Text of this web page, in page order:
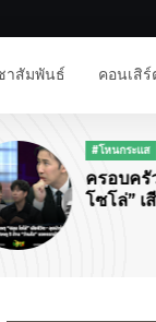
าสัมพันธ์ คอนเสิร์
#โหนกระแส
ครอบครั
โซโล่”